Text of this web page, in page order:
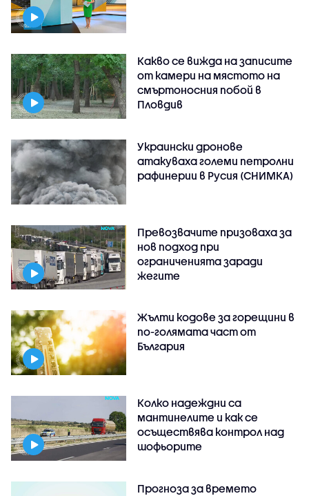
Какво се вижда на записите
от камери на мястото на
смъртоносния побой в
Пловдив
Украински дронове
атакуваха големи петролни
рафинерии в Русия (СНИМКА)
Превозвачите призоваха за
нов подход при
ограниченията заради
жегите
Жълти кодове за горещини в
по-голямата част от
България
Колко надеждни са
мантинелите и как се
осъществява контрол над
шофьорите
Прогноза за времето